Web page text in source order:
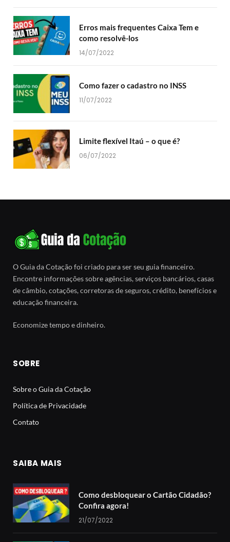
Erros mais frequentes Caixa Tem e
como resolvê-los
14/07/2022
Como fazer o cadastro no INSS
11/07/2022
Limite flexível Itaú – o que é?
06/07/2022
O Guia da Cotação foi criado para ser seu guia financeiro.
Encontre informações sobre agências, serviços bancários, casas
de câmbio, cotações, corretoras de seguros, crédito, benefícios e
educação financeira.
Economize tempo e dinheiro.
SOBRE
Sobre o Guia da Cotação
Política de Privacidade
Contato
SAIBA MAIS
Como desbloquear o Cartão Cidadão?
Confira agora!
21/07/2022